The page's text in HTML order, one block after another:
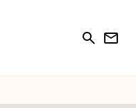
search newsletter